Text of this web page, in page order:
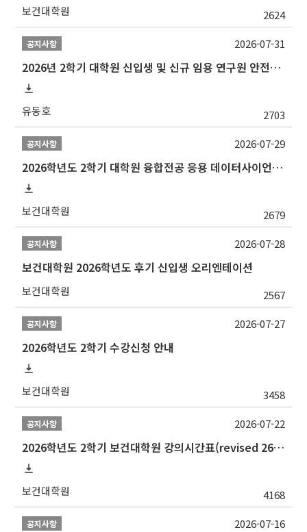
보건대학원 2624
공지사항
2026년 2학기 대학원 신입생 및 신규 임용 연구원 안전환경교육(신규교육) 실시 안내
유동호 2703
2026-07-31
공지사항
2026학년도 2학기 대학원 융합전공 응용 데이터사이언스 선발 계획 알림
보건대학원 2679
2026-07-29
공지사항
보건대학원 2026학년도 후기 신입생 오리엔테이션
보건대학원 2567
2026-07-28
공지사항
2026학년도 2학기 수강신청 안내
보건대학원 3458
2026-07-27
공지사항
2026학년도 2학기 보건대학원 강의시간표(revised 260803)(2026 2nd SEMESTER SNU GSPH TIMETABLE)
보건대학원 4168
2026-07-22
공지사항 2026-07-16